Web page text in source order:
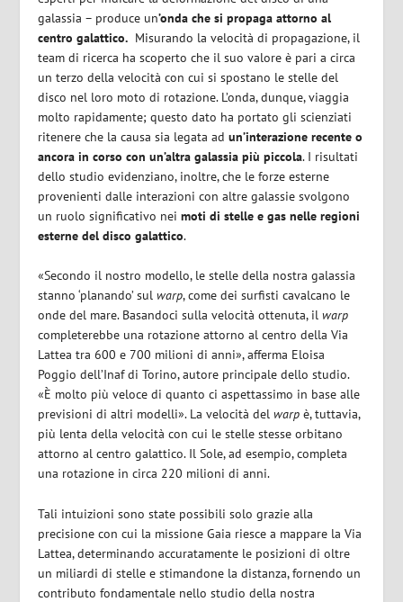
galassia – produce un’onda che si propaga attorno al
centro galattico. Misurando la velocità di propagazione, il
team di ricerca ha scoperto che il suo valore è pari a circa
un terzo della velocità con cui si spostano le stelle del
disco nel loro moto di rotazione. L’onda, dunque, viaggia
molto rapidamente; questo dato ha portato gli scienziati
ritenere che la causa sia legata adun’interazione recente o
ancora in corso con un’altra galassia più piccola. I risultati
dello studio evidenziano, inoltre, che le forze esterne
provenienti dalle interazioni con altre galassie svolgono
un ruolo significativo neimoti di stelle e gas nelle regioni
esterne del disco galattico.
«Secondo il nostro modello, le stelle della nostra galassia
stanno ‘planando’ sulwarp, come dei surfisti cavalcano le
onde del mare. Basandoci sulla velocità ottenuta, ilwarp
completerebbe una rotazione attorno al centro della Via
Lattea tra 600 e 700 milioni di anni», afferma Eloisa
Poggio dell’Inaf di Torino, autore principale dello studio.
«È molto più veloce di quanto ci aspettassimo in base alle
previsioni di altri modelli». La velocità delwarp è, tuttavia,
più lenta della velocità con cui le stelle stesse orbitano
attorno al centro galattico. Il Sole, ad esempio, completa
una rotazione in circa 220 milioni di anni.
Tali intuizioni sono state possibili solo grazie alla
precisione con cui la missione Gaia riesce a mappare la Via
Lattea, determinando accuratamente le posizioni di oltre
un miliardi di stelle e stimandone la distanza, fornendo un
contributo fondamentale nello studio della nostra